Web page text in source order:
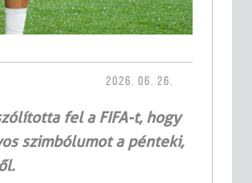
2026. 06. 26.
fel a FIFA-t, hogy
szimbólumot a pénteki,